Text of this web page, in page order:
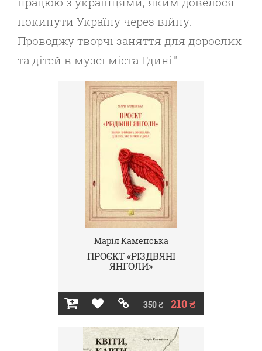
покинути Україну через війну.
Проводжу творчі заняття для дорослих
та дітей в музеї міста Гдині."
Марія Каменська
ПРОЄКТ «РІЗДВЯНІ
ЯНГОЛИ»
350 ₴ 210 ₴